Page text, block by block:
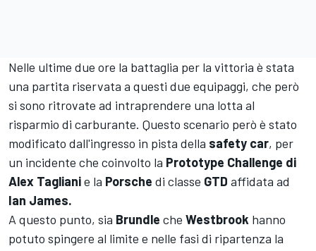
Nelle ultime due ore la battaglia per la vittoria è stata
una partita riservata a questi due equipaggi, che però
si sono ritrovate ad intraprendere una lotta al
risparmio di carburante. Questo scenario però è stato
modificato dall'ingresso in pista della safety car, per
un incidente che coinvolto la Prototype Challenge di
Alex Taglianie la Porsche di classe GTD affidata ad
Ian James.
A questo punto, sia Brundle che Westbrook hanno
potuto spingere al limite e nelle fasi di ripartenza la